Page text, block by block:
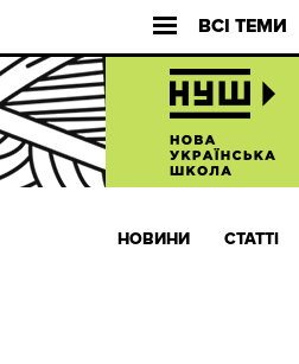
ВСІ ТЕМИ
НОВИНИ СТАТТІ